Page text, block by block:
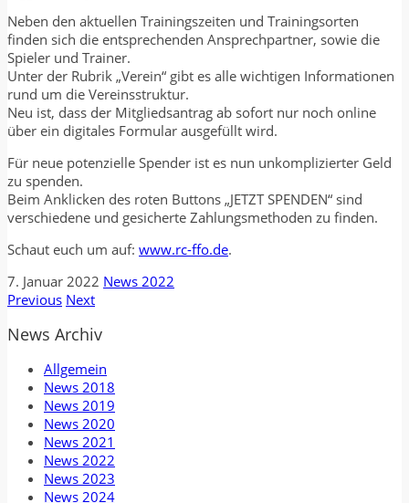
Neben den aktuellen Trainingszeiten und Trainingsorten
finden sich die entsprechenden Ansprechpartner, sowie die
Spieler und Trainer.
Unter der Rubrik „Verein“ gibt es alle wichtigen Informationen
rund um die Vereinsstruktur.
Neu ist, dass der Mitgliedsantrag ab sofort nur noch online
über ein digitales Formular ausgefüllt wird.
Für neue potenzielle Spender ist es nun unkomplizierter Geld
zu spenden.
Beim Anklicken des roten Buttons „JETZT SPENDEN“ sind
verschiedene und gesicherte Zahlungsmethoden zu finden.
Schaut euch um auf: www.rc-ffo.de.
7. Januar 2022 News 2022
Previous Next
News Archiv
Allgemein
News 2018
News 2019
News 2020
News 2021
News 2022
News 2023
News 2024